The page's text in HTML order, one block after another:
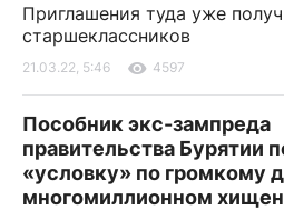
Приглашения туда уже
старшеклассников
21.03.22, 5:46 4597
Пособник экс-зампреда
правительства Бурятии
«условку» по громкому
многомиллионном